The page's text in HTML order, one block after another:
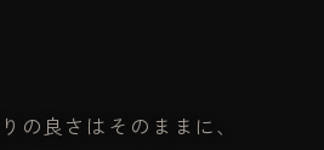
の良さはそのままに、